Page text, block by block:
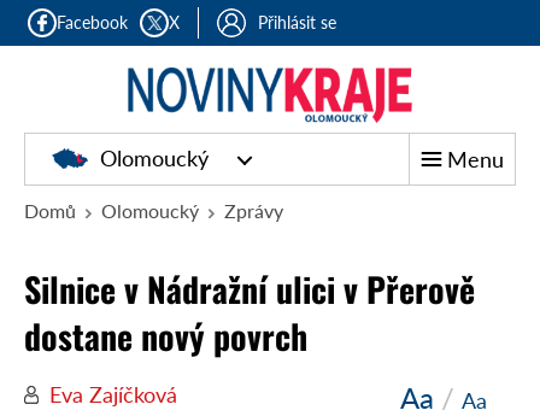
Facebook X Přihlásit se
Olomoucký Menu
Domů Olomoucký Zprávy
Silnice v Nádražní ulici v Přerově
dostane nový povrch
Eva Zajíčková Aa / Aa